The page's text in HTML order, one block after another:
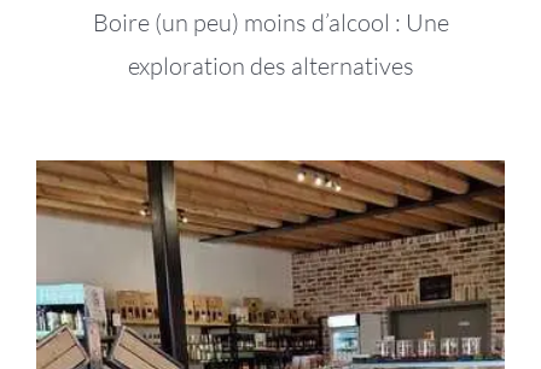
Boire (un peu) moins d’alcool : Une
exploration des alternatives